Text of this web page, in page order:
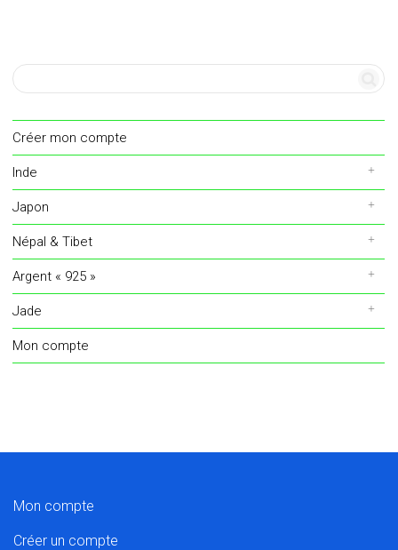
Créer mon compte
Inde
Japon
Népal & Tibet
Argent « 925 »
Jade
Mon compte
Mon compte
Créer un compte